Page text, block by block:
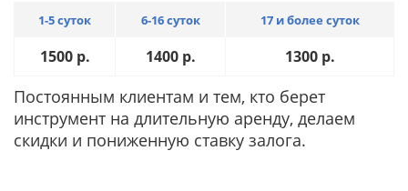
1-5 суток 6-16 суток 17 и более суток
1500 р. 1400 р. 1300 р.
Постоянным клиентам и тем, кто берет
инструмент на длительную аренду, делаем
скидки и пониженную ставку залога.